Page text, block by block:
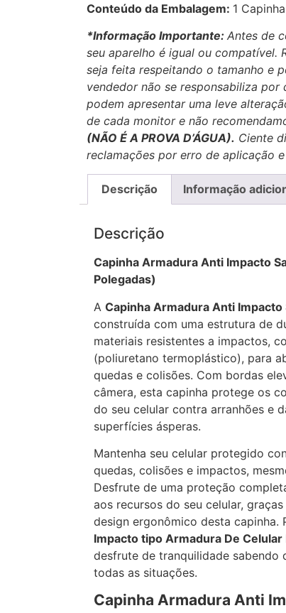
Conteúdo da Embalagem: 1
*Informação Importante: Antes de
seu aparelho é igual ou compatível.
seja feita respeitando o tamanho e
vendedor não se responsabiliza por
podem apresentar uma leve
de cada monitor e não
(NÃO É A PROVA D’ÁGUA). Ciente
reclamações por erro de aplicação
Descrição Informação
Descrição
Capinha Armadura Anti Impacto
Polegadas)
A Capinha Armadura Anti Impacto
construída com uma estrutura de
materiais resistentes a impactos,
(poliuretano termoplástico), para
quedas e colisões. Com bordas
câmera, esta capinha protege os
do seu celular contra arranhões e
superfícies ásperas.
Mantenha seu celular protegido
quedas, colisões e impactos,
Desfrute de uma proteção
aos recursos do seu celular,
design ergonômico desta capinha.
Impacto tipo Armadura De Celular
desfrute de tranquilidade sabendo
todas as situações.
Capinha Armadura Anti